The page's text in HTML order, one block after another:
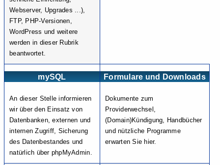
Webserver, Upgrades ...),
FTP, PHP-Versionen,
WordPress und weitere
werden in dieser Rubrik
beantwortet.
mySQL
An dieser Stelle informieren
wir über den Einsatz von
Datenbanken, externen und
internen Zugriff, Sicherung
des Datenbestandes und
natürlich über phpMyAdmin.
Formulare und Downloads
Dokumente zum
Providerwechsel,
(Domain)Kündigung, Handbücher
und nützliche Programme
erwarten Sie hier.